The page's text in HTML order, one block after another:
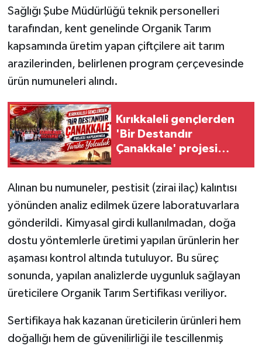
Sağlığı Şube Müdürlüğü teknik personelleri
tarafından, kent genelinde Organik Tarım
kapsamında üretim yapan çiftçilere ait tarım
arazilerinden, belirlenen program çerçevesinde
ürün numuneleri alındı.
Kırıkkaleli gençlerden
'Bir Destandır
Çanakkale' projesi
Alınan bu numuneler, pestisit (zirai ilaç) kalıntısı
yönünden analiz edilmek üzere laboratuvarlara
gönderildi. Kimyasal girdi kullanılmadan, doğa
dostu yöntemlerle üretimi yapılan ürünlerin her
aşaması kontrol altında tutuluyor. Bu süreç
sonunda, yapılan analizlerde uygunluk sağlayan
üreticilere Organik Tarım Sertifikası veriliyor.
Sertifikaya hak kazanan üreticilerin ürünleri hem
doğallığı hem de güvenilirliği ile tescillenmiş